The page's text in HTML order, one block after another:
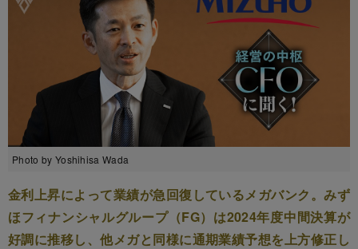
Photo by Yoshihisa Wada
金利上昇によって業績が急回復しているメガバンク。みず
ほフィナンシャルグループ（FG）は2024年度中間決算が
好調に推移し、他メガと同様に通期業績予想を上方修正し